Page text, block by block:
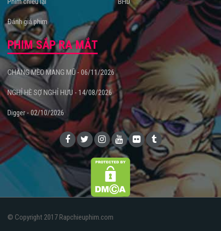
Đánh giá phim
PHIM SẮP RA MẮT
CHÀNG MÈO MANG MŨ - 06/11/2026
NGHỈ HÈ SỢ NGHỈ HƯU - 14/08/2026
Digger - 02/10/2026
© Copyright 2017 Rapchieuphim.com